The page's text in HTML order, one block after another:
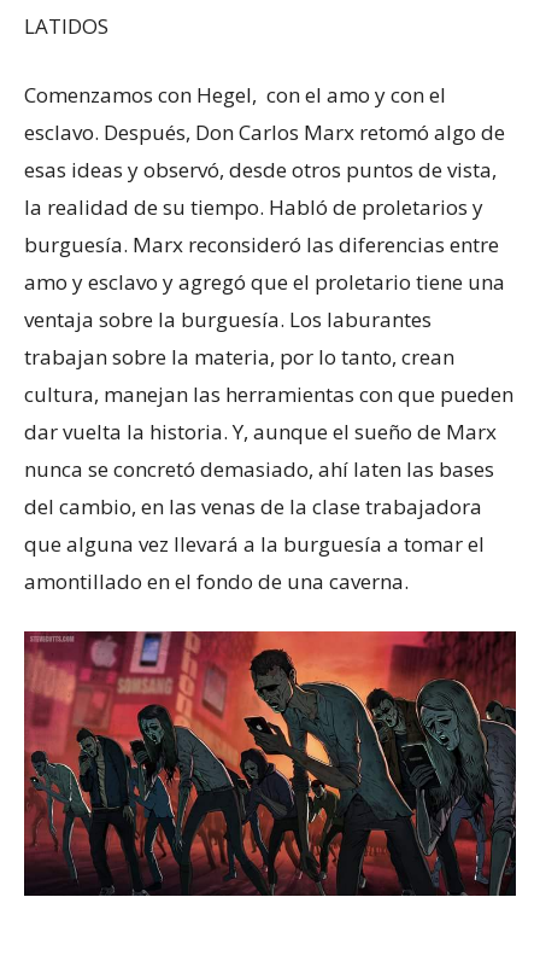
LATIDOS
Comenzamos con Hegel, con el amo y con el
esclavo. Después, Don Carlos Marx retomó algo de
esas ideas y observó, desde otros puntos de vista,
la realidad de su tiempo. Habló de proletarios y
burguesía. Marx reconsideró las diferencias entre
amo y esclavo y agregó que el proletario tiene una
ventaja sobre la burguesía. Los laburantes
trabajan sobre la materia, por lo tanto, crean
cultura, manejan las herramientas con que pueden
dar vuelta la historia. Y, aunque el sueño de Marx
nunca se concretó demasiado, ahí laten las bases
del cambio, en las venas de la clase trabajadora
que alguna vez llevará a la burguesía a tomar el
amontillado en el fondo de una caverna.